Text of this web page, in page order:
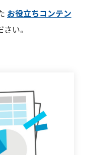
お役立ちコンテン
い。